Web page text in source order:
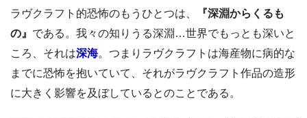
ラヴクラフト的恐怖のもうひとつは、
『深淵からくるも
の』 である。我々の知りうる深淵…世界でもっとも深いと
ころ、それは深海。つまりラヴクラフトは海産物に病的な
までに恐怖を抱いていて、それがラヴクラフト作品の造形
に大きく影響を及ぼしているとのことである。